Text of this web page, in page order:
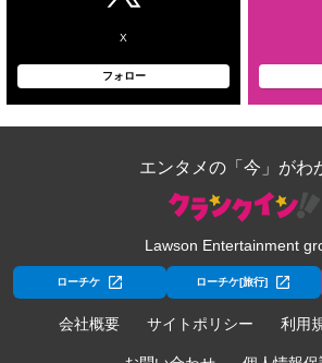
X
フォロー
エンタメの「今」がわ
Lawson Entertainment
ローチケ ローチケ[旅行]
会社概要 サイトポリシー 利用